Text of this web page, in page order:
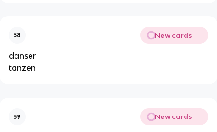
58 New cards
danser
tanzen
59 New cards